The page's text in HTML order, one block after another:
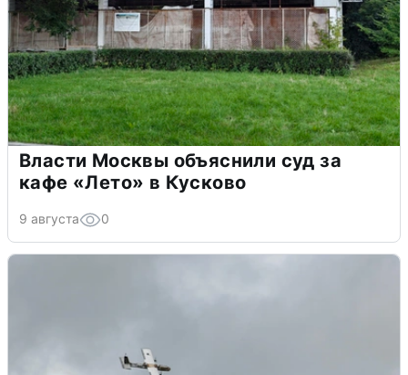
Власти Москвы объяснили суд за
кафе «Лето» в Кусково
9 августа 0